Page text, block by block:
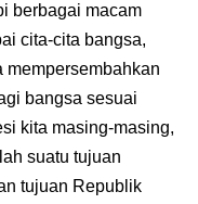
berbagai macam
cita-cita bangsa,
mempersembahkan
bangsa sesuai
kita masing-masing,
suatu tujuan
tujuan Republik